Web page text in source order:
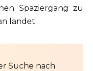
Spaziergang zu
landet.
Suche nach